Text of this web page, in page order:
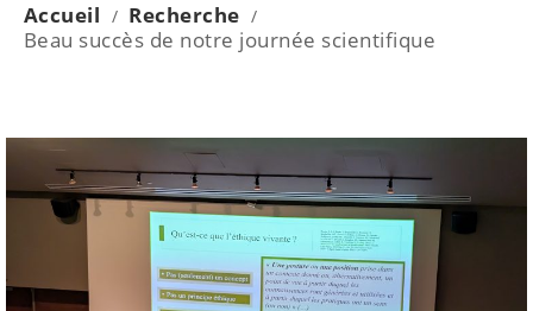
Accueil / Recherche /
Beau succès de notre journée scientifique